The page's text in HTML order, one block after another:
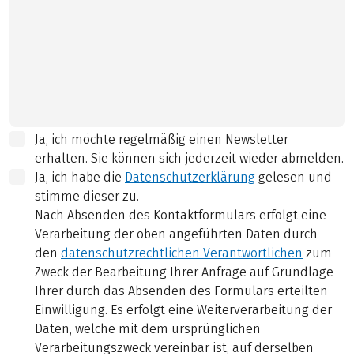
Ja, ich möchte regelmäßig einen Newsletter
erhalten. Sie können sich jederzeit wieder abmelden.
Ja, ich habe die Datenschutzerklärung gelesen und
stimme dieser zu.
Nach Absenden des Kontaktformulars erfolgt eine
Verarbeitung der oben angeführten Daten durch
den datenschutzrechtlichen Verantwortlichen zum
Zweck der Bearbeitung Ihrer Anfrage auf Grundlage
Ihrer durch das Absenden des Formulars erteilten
Einwilligung. Es erfolgt eine Weiterverarbeitung der
Daten, welche mit dem ursprünglichen
Verarbeitungszweck vereinbar ist, auf derselben